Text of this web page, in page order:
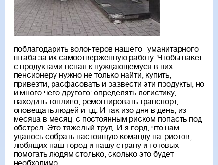
поблагодарить волонтеров нашего Гуманитарного
штаба за их самоотверженную работу. Чтобы пакет
с продуктами попал к нуждающемуся в них
пенсионеру нужно не только найти, купить,
привезти, расфасовать и развести эти продукты, но
и много чего другого: определять логистику,
находить топливо, ремонтировать транспорт,
оповещать людей и т.д. И так изо дня в день, из
месяца в месяц, с постоянным риском попасть под
обстрел. Это тяжелый труд. И я горд, что нам
удалось собрать настоящую команду патриотов,
любящих наш город и нашу страну и готовых
помогать людям столько, сколько это будет
необходимо.